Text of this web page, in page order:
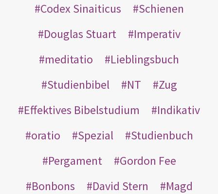
Codex Sinaiticus
Schienen
Douglas Stuart
Imperativ
meditatio
Lieblingsbuch
Studienbibel
NT
Zug
Effektives Bibelstudium
Indikativ
oratio
Spezial
Studienbuch
Pergament
Gordon Fee
Bonbons
David Stern
Magd